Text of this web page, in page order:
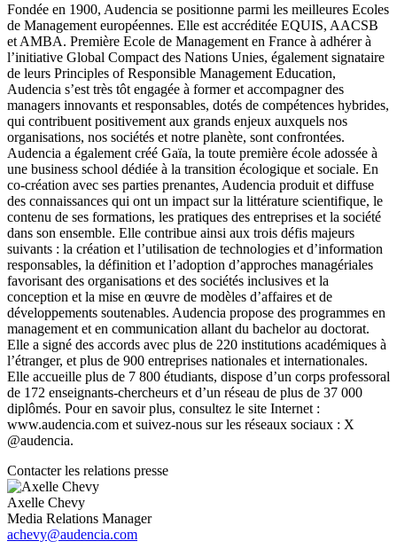
Fondée en 1900, Audencia se positionne parmi les meilleures Ecoles
de Management européennes. Elle est accréditée EQUIS, AACSB
et AMBA. Première Ecole de Management en France à adhérer à
l’initiative Global Compact des Nations Unies, également signataire
de leurs Principles of Responsible Management Education,
Audencia s’est très tôt engagée à former et accompagner des
managers innovants et responsables, dotés de compétences hybrides,
qui contribuent positivement aux grands enjeux auxquels nos
organisations, nos sociétés et notre planète, sont confrontées.
Audencia a également créé Gaïa, la toute première école adossée à
une business school dédiée à la transition écologique et sociale. En
co-création avec ses parties prenantes, Audencia produit et diffuse
des connaissances qui ont un impact sur la littérature scientifique, le
contenu de ses formations, les pratiques des entreprises et la société
dans son ensemble. Elle contribue ainsi aux trois défis majeurs
suivants : la création et l’utilisation de technologies et d’information
responsables, la définition et l’adoption d’approches managériales
favorisant des organisations et des sociétés inclusives et la
conception et la mise en œuvre de modèles d’affaires et de
développements soutenables. Audencia propose des programmes en
management et en communication allant du bachelor au doctorat.
Elle a signé des accords avec plus de 220 institutions académiques à
l’étranger, et plus de 900 entreprises nationales et internationales.
Elle accueille plus de 7 800 étudiants, dispose d’un corps professoral
de 172 enseignants-chercheurs et d’un réseau de plus de 37 000
diplômés. Pour en savoir plus, consultez le site Internet :
www.audencia.com et suivez-nous sur les réseaux sociaux : X
@audencia.
Contacter les relations presse
Axelle Chevy
Media Relations Manager
achevy@audencia.com